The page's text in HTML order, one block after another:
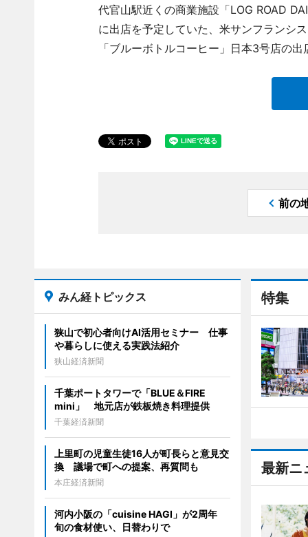
代官山駅近くの商業施設「LOG ROAD
に出店を予定していた、米サンフランシ
「ブルーボトルコーヒー」日本3号店の
前の
特集
最新ニ
みん経トピックス
狭山で初心者向けAI活用セミナー 仕事
や暮らしに使える実践法紹介
狭山経済新聞
千葉ポートタワーで「BLUE＆FIRE
mini」 地元店が鉄板焼き料理提供
千葉経済新聞
上里町の児童生徒16人が町長らと意見交
換 議場で町への提案、再質問も
本庄経済新聞
河内小阪の「cuisine HAGI」が2周年
旬の食材使い、日替わりで